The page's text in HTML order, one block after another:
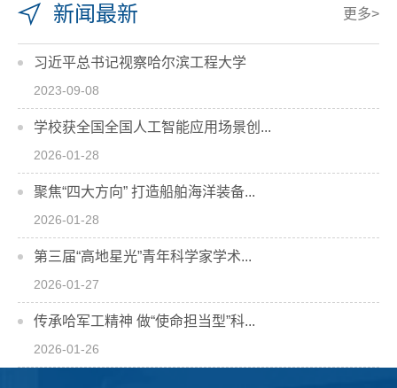
新闻最新 更多>
习近平总书记视察哈尔滨工程大学
2023-09-08
学校获全国全国人工智能应用场景创...
2026-01-28
聚焦“四大方向” 打造船舶海洋装备...
2026-01-28
第三届“高地星光”青年科学家学术...
2026-01-27
传承哈军工精神 做“使命担当型”科...
2026-01-26